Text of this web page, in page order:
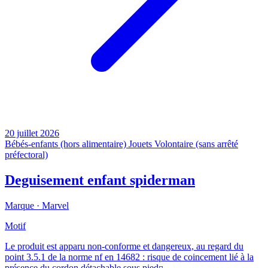
20 juillet 2026
Bébés-enfants (hors alimentaire) Jouets Volontaire (sans arrêté
préfectoral)
Deguisement enfant spiderman
Marque · Marvel
Motif
Le produit est apparu non-conforme et dangereux, au regard du
point 3.5.1 de la norme nf en 14682 : risque de coincement lié à la